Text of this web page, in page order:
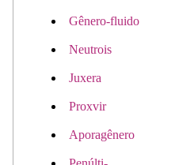
Gênero-fluido
Neutrois
Juxera
Proxvir
Aporagênero